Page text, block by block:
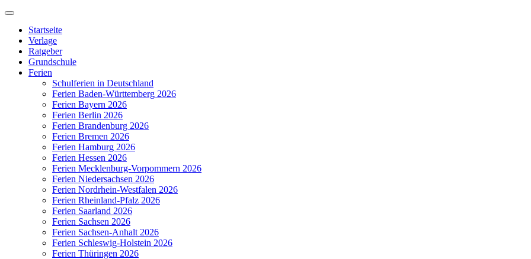
Zum
springenStartseite
Verlage
Ratgeber
Grundschule
Ferien
Schulferien in Deutschland
Ferien Baden-Württemberg 2026
Ferien Bayern 2026
Ferien Berlin 2026
Ferien Brandenburg 2026
Ferien Bremen 2026
Ferien Hamburg 2026
Ferien Hessen 2026
Ferien Mecklenburg-Vorpommern 2026
Ferien Niedersachsen 2026
Ferien Nordrhein-Westfalen 2026
Ferien Rheinland-Pfalz 2026
Ferien Saarland 2026
Ferien Sachsen 2026
Ferien Sachsen-Anhalt 2026
Ferien Schleswig-Holstein 2026
Ferien Thüringen 2026